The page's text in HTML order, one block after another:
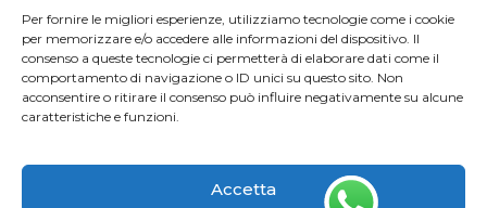
Per fornire le migliori esperienze, utilizziamo tecnologie come i cookie
per memorizzare e/o accedere alle informazioni del dispositivo. Il
consenso a queste tecnologie ci permetterà di elaborare dati come il
comportamento di navigazione o ID unici su questo sito. Non
acconsentire o ritirare il consenso può influire negativamente su alcune
caratteristiche e funzioni.
Accetta
Capitale Sociale Euro 100.000 i.v.-C.F.-P.Iva 05511100488 –
REA 552158 CCIAA Firenze
English
as a development site. Switch to a production